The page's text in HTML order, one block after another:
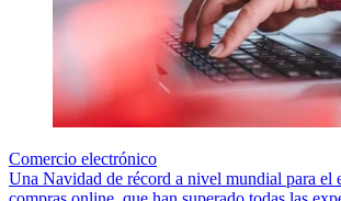
Comercio electrónico
Una Navidad de récord a nivel mundial para el